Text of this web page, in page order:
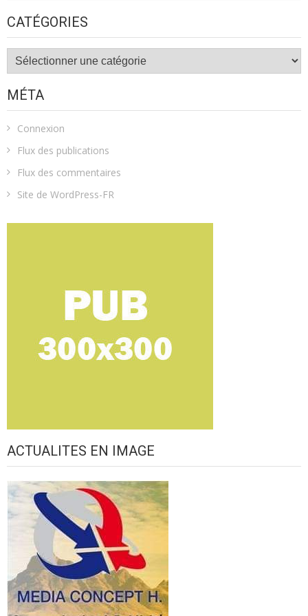
CATÉGORIES
Catégories
MÉTA
Connexion
Flux des publications
Flux des commentaires
Site de WordPress-FR
ACTUALITES EN IMAGE